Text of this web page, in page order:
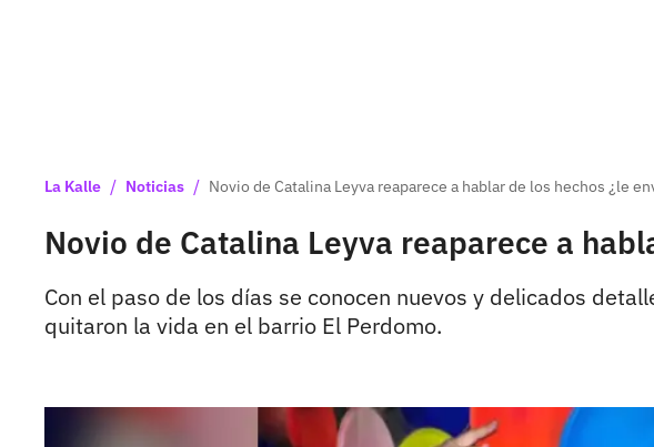
La Kalle / Noticias / Novio de Catalina Leyva reaparece a hablar de los hechos ¿le
Novio de Catalina Leyva reaparece a
Con el paso de los días se conocen nuevos y delicados
quitaron la vida en el barrio El Perdomo.